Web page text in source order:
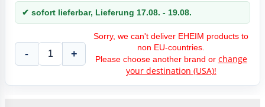
✔ sofort lieferbar, Lieferung 17.08. - 19.08.
- +
Sorry, we can't deliver EHEIM products to
non EU-countries.
Please choose another brand or change
your destination (USA)!